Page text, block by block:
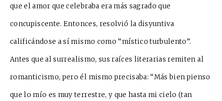
que el amor que celebraba era más sagrado que
concupiscente. Entonces, resolvió la disyuntiva
calificándose a sí mismo como “místico turbulento”.
Antes que al surrealismo, sus raíces literarias remiten al
romanticismo, pero él mismo precisaba: “Más bien pienso
que lo mío es muy terrestre, y que hasta mi cielo (tan